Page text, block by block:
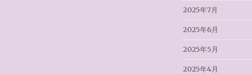
2025年7月
2025年6月
2025年5月
2025年4月